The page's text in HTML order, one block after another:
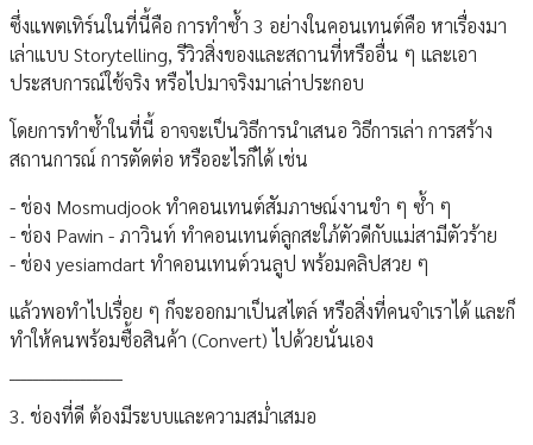
ซึ่งแพตเทิร์นในที่นี้คือ การทำซ้ำ 3 อย่างในคอนเทนต์คือ หาเรื่องมา
เล่าแบบ Storytelling, รีวิวสิ่งของและสถานที่หรืออื่น ๆ และเอา
ประสบการณ์ใช้จริง หรือไปมาจริงมาเล่าประกอบ
โดยการทำซ้ำในที่นี้ อาจจะเป็นวิธีการนำเสนอ วิธีการเล่า การสร้าง
สถานการณ์ การตัดต่อ หรืออะไรก็ได้ เช่น
- ช่อง Mosmudjook ทำคอนเทนต์สัมภาษณ์งานขำ ๆ ซ้ำ ๆ
- ช่อง Pawin - ภาวินท์ ทำคอนเทนต์ลูกสะใภ้ตัวดีกับแม่สามีตัวร้าย
- ช่อง yesiamdart ทำคอนเทนต์วนลูป พร้อมคลิปสวย ๆ
แล้วพอทำไปเรื่อย ๆ ก็จะออกมาเป็นสไตล์ หรือสิ่งที่คนจำเราได้ และก็
ทำให้คนพร้อมซื้อสินค้า (Convert) ไปด้วยนั่นเอง
3. ช่องที่ดี ต้องมีระบบและความสม่ำเสมอ